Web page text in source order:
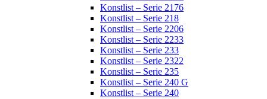
Konstlist – Serie 2176
Konstlist – Serie 218
Konstlist – Serie 2206
Konstlist – Serie 2233
Konstlist – Serie 233
Konstlist – Serie 2322
Konstlist – Serie 235
Konstlist – Serie 240 G
Konstlist – Serie 240